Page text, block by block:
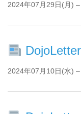
2024年07月29日(月)
2024年07月10日(水)